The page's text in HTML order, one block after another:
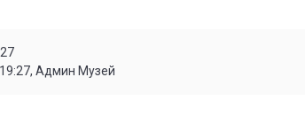
Админ Музей